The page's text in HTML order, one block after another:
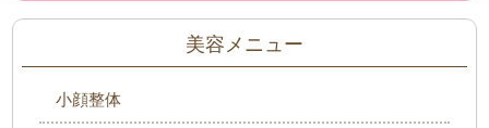
美容メニュー
小顔整体